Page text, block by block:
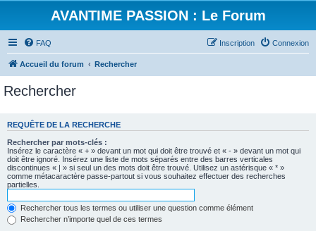
AVANTIME PASSION : Le Forum
FAQ Connexion
Inscription
Accueil du forum Rechercher
Rechercher
REQUÊTE DE LA RECHERCHE
Rechercher par mots-clés :
Insérez le caractère « + » devant un mot qui doit être trouvé et « - » devant un mot qui
doit être ignoré. Insérez une liste de mots séparés entre des barres verticales
discontinues « | » si seul un des mots doit être trouvé. Utilisez un astérisque « * »
comme métacaractère passe-partout si vous souhaitez effectuer des recherches
partielles.
Rechercher tous les termes ou utiliser une question comme élément
Rechercher n’importe quel de ces termes